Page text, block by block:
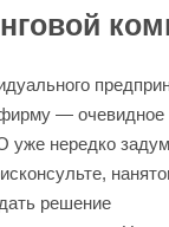
— очевидное
уже нередко
решение